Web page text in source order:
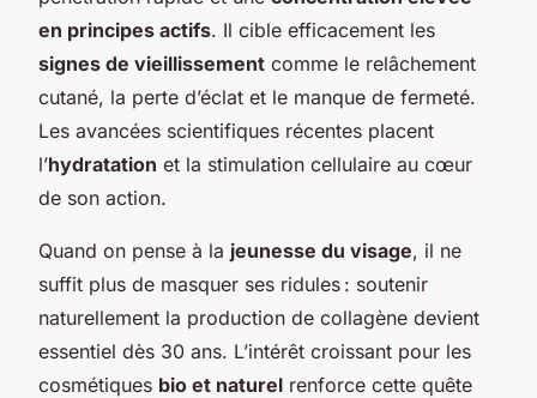
en principes actifs. Il cible efficacement les
signes de vieillissement comme le relâchement
cutané, la perte d’éclat et le manque de fermeté.
Les avancées scientifiques récentes placent
l’hydratation et la stimulation cellulaire au cœur
de son action.
Quand on pense à la jeunesse du visage, il ne
suffit plus de masquer ses ridules : soutenir
naturellement la production de collagène devient
essentiel dès 30 ans. L’intérêt croissant pour les
cosmétiques bio et naturel renforce cette quête